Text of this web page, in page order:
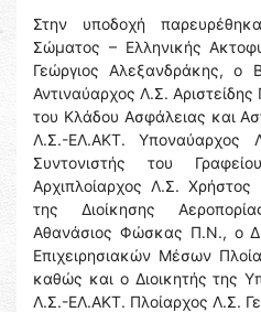
Στην υποδοχή
Σώματος – Ελληνικής
Γεώργιος Αλεξανδράκης, ο
Αντιναύαρχος Λ.Σ.
του Κλάδου Ασφάλειας και
Λ.Σ.-ΕΛ.ΑΚΤ. Υποναύαρχος
Συντονιστής του
Αρχιπλοίαρχος Λ.Σ. Χρήστος
της Διοίκησης
Αθανάσιος Φώσκας Π.Ν., ο
Επιχειρησιακών Μέσων
καθώς και ο Διοικητής της
Λ.Σ.-ΕΛ.ΑΚΤ. Πλοίαρχος Λ.Σ.